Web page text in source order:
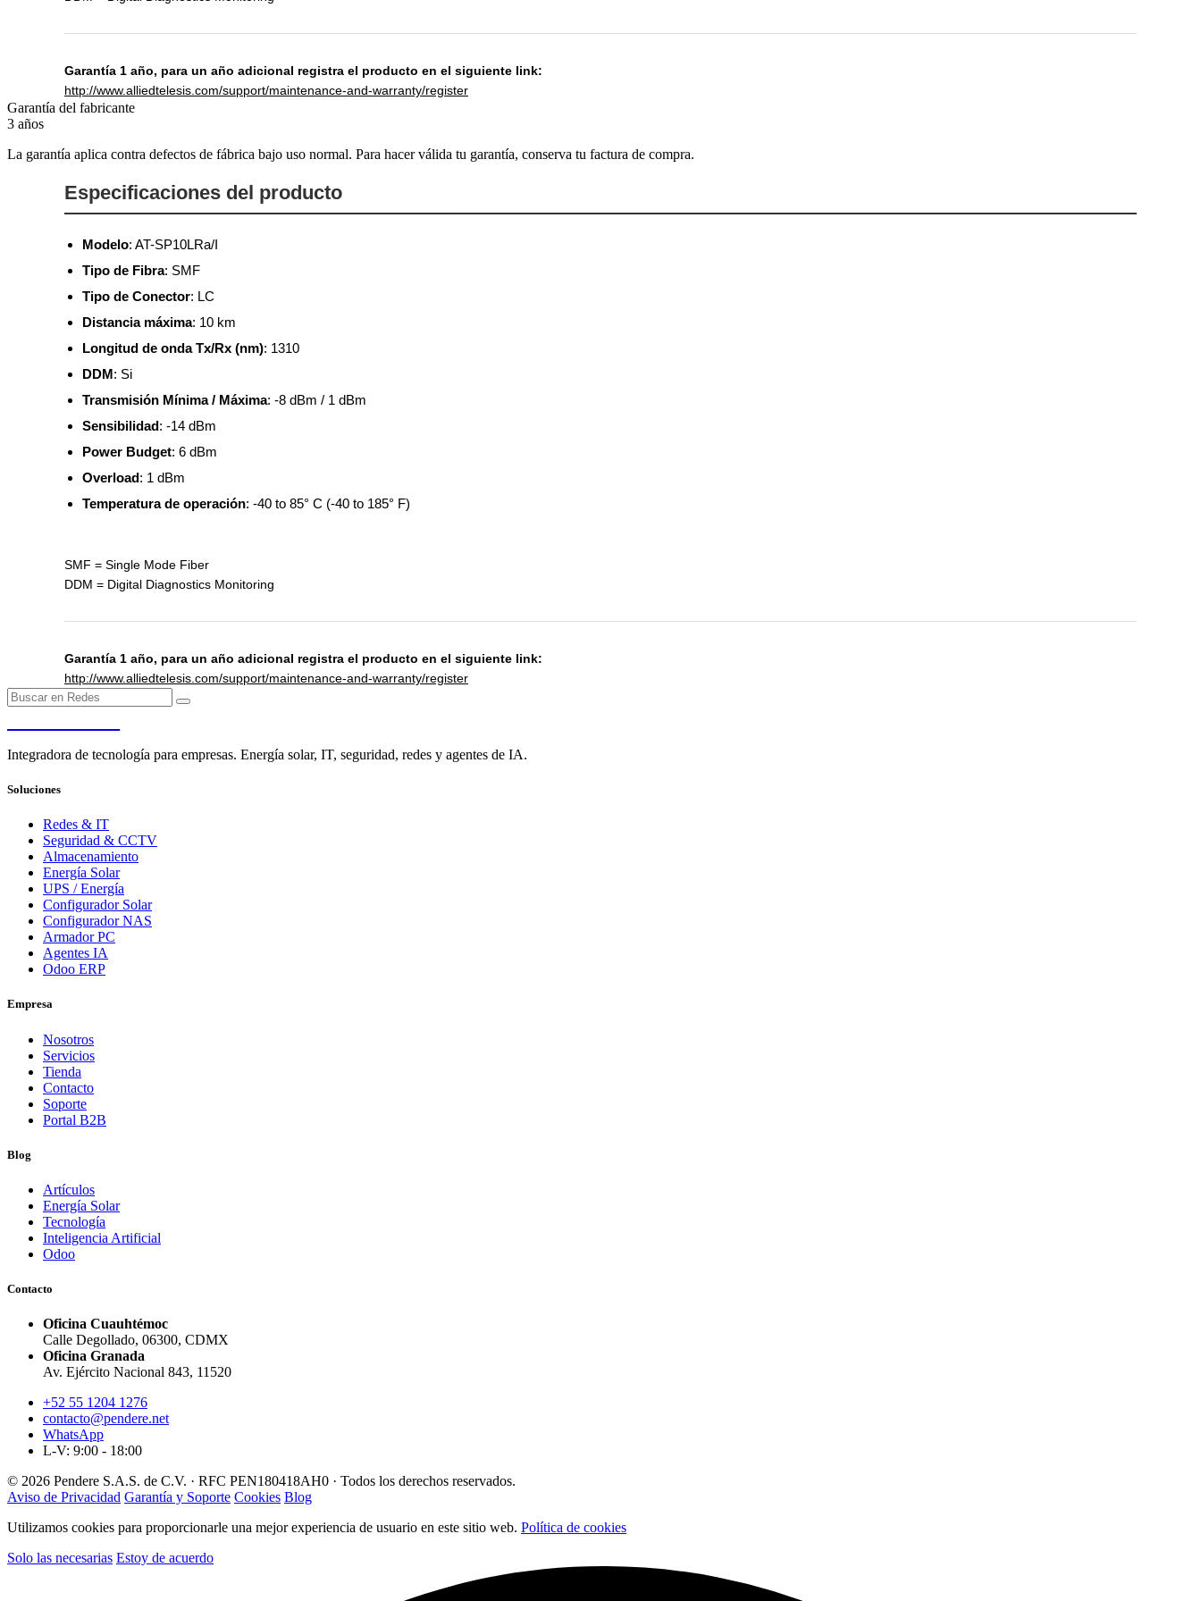
Garantía 1 año, para un año adicional registra el producto en el siguiente link:
http://www.alliedtelesis.com/support/maintenance-and-warranty/register
Garantía del fabricante
3 años
La garantía aplica contra defectos de fábrica bajo uso normal. Para hacer válida tu garantía, conserva tu factura de compra.
Especificaciones del producto
Modelo: AT-SP10LRa/I
Tipo de Fibra: SMF
Tipo de Conector: LC
Distancia máxima: 10 km
Longitud de onda Tx/Rx (nm): 1310
DDM: Si
Transmisión Mínima / Máxima: -8 dBm / 1 dBm
Sensibilidad: -14 dBm
Power Budget: 6 dBm
Overload: 1 dBm
Temperatura de operación: -40 to 85° C (-40 to 185° F)
SMF = Single Mode Fiber
DDM = Digital Diagnostics Monitoring
Garantía 1 año, para un año adicional registra el producto en el siguiente link:
http://www.alliedtelesis.com/support/maintenance-and-warranty/register
Integradora de tecnología para empresas. Energía solar, IT, seguridad, redes y agentes de IA.
Soluciones
Redes & IT
Seguridad & CCTV
Almacenamiento
Energía Solar
UPS / Energía
Configurador Solar
Configurador NAS
Armador PC
Agentes IA
Odoo ERP
Empresa
Nosotros
Servicios
Tienda
Contacto
Soporte
Portal B2B
Blog
Artículos
Energía Solar
Tecnología
Inteligencia Artificial
Odoo
Contacto
Oficina Cuauhtémoc
Calle Degollado, 06300, CDMX
Oficina Granada
Av. Ejército Nacional 843, 11520
+52 55 1204 1276
contacto@pendere.net
WhatsApp
L-V: 9:00 - 18:00
© 2026 Pendere S.A.S. de C.V. · RFC PEN180418AH0 · Todos los derechos reservados.
Aviso de Privacidad Garantía y Soporte Cookies Blog
Utilizamos cookies para proporcionarle una mejor experiencia de usuario en este sitio web. Política de cookies
Solo las necesarias Estoy de acuerdo